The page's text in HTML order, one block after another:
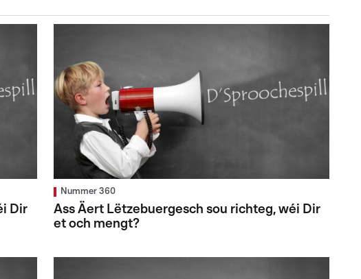
Dir
Nummer 360
Ass Äert Lëtzebuergesch sou richteg, wéi Dir
et och mengt?